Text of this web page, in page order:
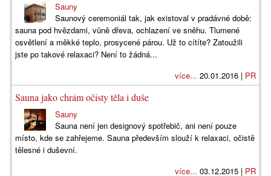
Sauny
Saunový ceremoniál tak, jak existoval v pradávné době:
sauna pod hvězdami, vůně dřeva, ochlazení ve sněhu. Tlumené
osvětlení a měkké teplo, prosycené párou. Už to cítíte? Zatoužili
jste po takové relaxaci? Není to žádná...
více... 20.01.2016 | PR
Sauna jako chrám očisty těla i duše
Sauny
Sauna není jen designový spotřebič, ani není pouze
místo, kde se zahřejeme. Sauna především slouží k relaxaci, očistě
tělesné i duševní.
více... 03.12.2015 | PR